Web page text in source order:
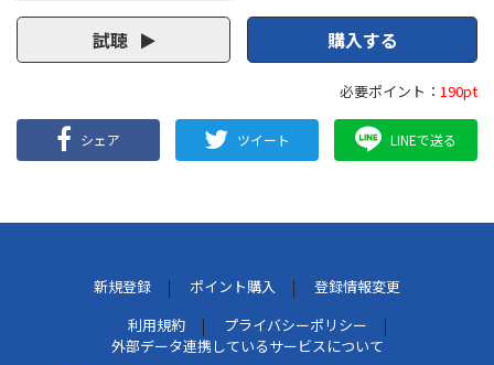
試聴 購入する
必要ポイント： 190pt
シェア ツイート LINEで送る
新規登録 ポイント購入
登録情報変更
利用規約
プライバシーポリシー
外部データ連携しているサービスについて